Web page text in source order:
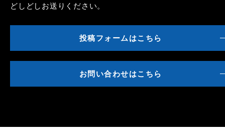
どしどしお送りください。
投稿フォームはこちら
お問い合わせはこちら